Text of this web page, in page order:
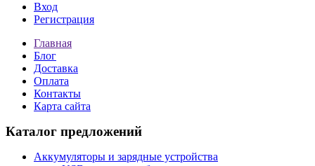
Вход
Регистрация
Главная
Блог
Доставка
Оплата
Контакты
Карта сайта
Каталог предложений
Аккумуляторы и зарядные устройства